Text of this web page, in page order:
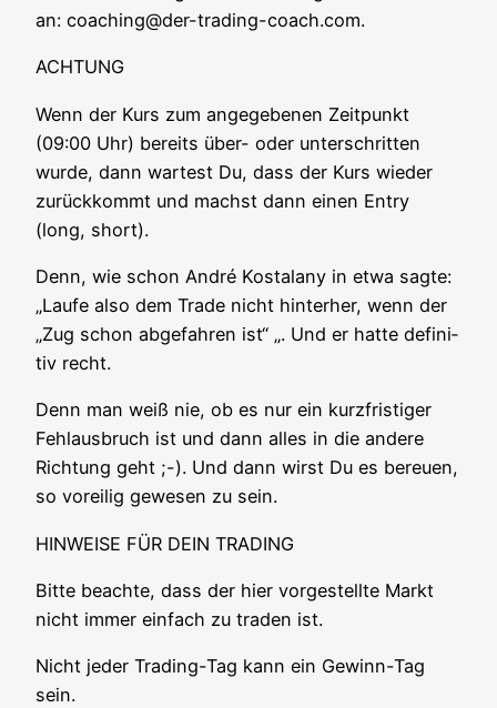
an: coaching@der-trading-coach.com.
ACHTUNG
Wenn der Kurs zum ange­ge­be­nen Zeit­punkt
(09:00 Uhr) bereits über- oder unter­schrit­ten
wur­de, dann war­test Du, dass der Kurs wie­der
zurück­kommt und machst dann einen Ent­ry
(long, short).
Denn, wie schon André Kostala­ny in etwa sag­te:
„Lau­fe also dem Trade nicht hin­ter­her, wenn der
„Zug schon abge­fah­ren ist“ „. Und er hat­te defi­ni­
tiv recht.
Denn man weiß nie, ob es nur ein kurz­fris­ti­ger
Fehl­aus­bruch ist und dann alles in die ande­re
Rich­tung geht ;-). Und dann wirst Du es bereu­en,
so vor­ei­lig gewe­sen zu sein.
HINWEISE FÜR DEIN TRADING
Bit­te beach­te, dass der hier vor­ge­stell­te Markt
nicht immer ein­fach zu traden ist.
Nicht jeder Tra­ding-Tag kann ein Gewinn-Tag
sein.